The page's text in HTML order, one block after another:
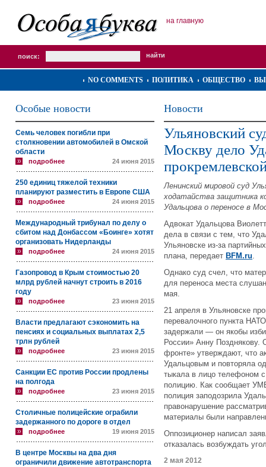
на главную
поиск:
NO COMMENTS ПОЛИТИКА ОБЩЕСТВО
Особые новости
Семь человек погибли при
столкновении автомобилей в Омской
области
подробнее 24 июня 2015
250 единиц тяжелой техники
планируют разместить в Европе США
подробнее 24 июня 2015
Международный трибунал по делу о
сбитом над Донбассом «Боинге» хотят
организовать Нидерланды
подробнее 24 июня 2015
Газопровод в Крым стоимостью 20
млрд рублей начнут строить в 2016
году
подробнее 23 июня 2015
Власти предлагают сэкономить на
пенсиях и социальных выплатах 2,5
трлн рублей
подробнее 23 июня 2015
Санкции ЕС против России продлены
на полгода
подробнее 23 июня 2015
Столичные полицейские ограбили
задержанного по дороге в отдел
подробнее 19 июня 2015
В центре Москвы на два дня
ограничили движение автотранспорта
Новости
Ульяновский
Москву дело
Ленинский мировой суд
ходатайства защитника
Удальцова о переносе в
Адвокат Удальцова
дела в связи с тем, что
Ульяновске из-за
плана, передает BFM.ru.
Однако суд счел, что
для переноса места
мая.
21 апреля в Ульяновске
перевалочного пункта
задержали ― он якобы
России» Анну Позднякову.
фронте» утверждают, что
Удальцовым и повторяла
тыкала в лицо телефоном
полицию. Как сообщает
полиция заподозрила
правонарушение
материалы были
Оппозиционер написал
отказалась возбуждать
2 мая 2012